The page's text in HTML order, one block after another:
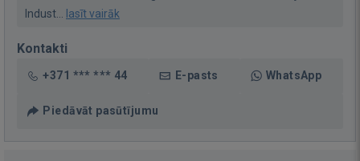
Indust...
lasīt vairāk
Kontakti
+371 *** *** 44 E-pasts WhatsApp
Piedāvāt pasūtījumu